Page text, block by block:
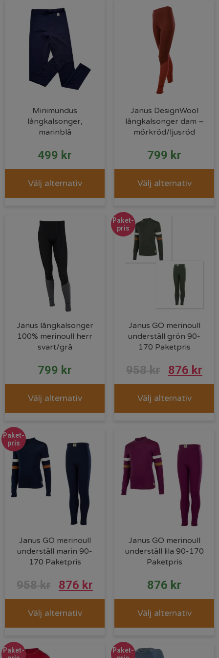
Minimundus
långkalsonger,
marinblå
499 kr
Välj alternativ
Janus DesignWool
långkalsonger dam –
mörkröd/ljusröd
799 kr
Välj alternativ
Janus långkalsonger
100% merinoull herr
svart/grå
799 kr
Välj alternativ
Paket-
pris
Janus GO merinoull
underställ grön 90-
170 Paketpris
958kr
Det
priset
876 kr
Välj alternativ
Paket-
pris
Janus GO merinoull
underställ marin 90-
170 Paketpris
958kr
Det
ursprungliga
priset
876 kr
nuvarande
876 kr.
Välj alternativ
Janus GO merinoull
underställ lila 90-170
Paketpris
876 kr
Välj alternativ
Paket-
Paket-